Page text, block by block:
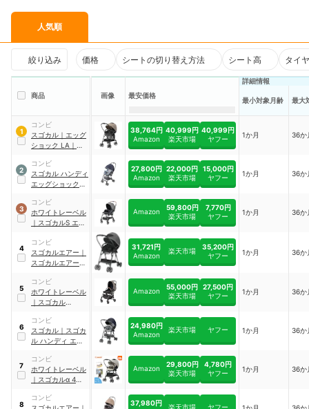
人気順
絞り込み 価格 シートの切り替え方法 シート高 タイ
商品 画像 最安価格
詳細情報
最小対象月齢 最大
1
コンビ
スゴカル ｜ エッグ
ショック LA ｜
38,764円
Amazon
40,999円
楽天市場
40,999円
ヤフー
1か月 36か
2
コンビ
スゴカル ハンディ
エッグショック
27,800円
Amazon
22,000円
楽天市場
15,000円
ヤフー
1か月 36か
3
コンビ
ホワイトレーベル
｜ スゴカルS エッ
Amazon
59,800円
楽天市場
7,770円
ヤフー
1か月 36か
4
コンビ
スゴカルエアー ｜
スゴカルエアー エ
31,721円
Amazon
楽天市場
35,200円
ヤフー
1か月 36か
5
コンビ
ホワイトレーベル
｜ スゴカル
グショック AN
Amazon
55,000円
楽天市場
27,500円
ヤフー
1か月 36か
6
コンビ
スゴカル ｜ スゴカ
ル ハンディ エッ
24,980円
Amazon
楽天市場 ヤフー 1か月 36か
7
コンビ
ホワイトレーベル
｜ スゴカルα 4キ
ッグショック HT
Amazon
29,800円
楽天市場
4,780円
ヤフー
1か月 36か
8
コンビ
37,980円
楽天市場 ヤフー